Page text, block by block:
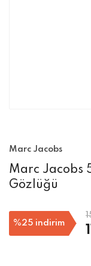
Marc Jacobs
Marc Jacobs
Gözlüğü
%25 indirim